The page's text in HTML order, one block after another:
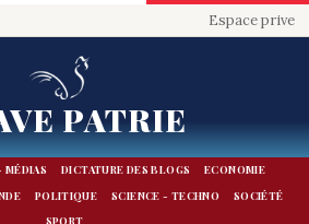
Espace prive
PATRIE
MÉDIAS DICTATURE DES BLOGS
ECONOMIE
POLITIQUE SCIENCE - TECHNO
SOCIÉTÉ
SPORT